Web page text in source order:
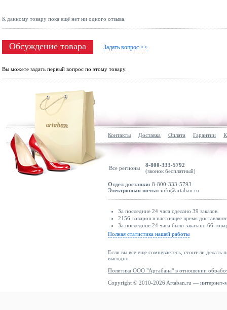
К данному товару пока ещё нет ни одного отзыва.
Обсуждение товара Задать вопрос >>
Вы можете задать первый вопрос по этому товару.
Контакты Доставка Оплата Гарантии
Все регионы
8-800-333-5792
(звонок бесплатный)
Отдел доставки: 8-800-333-5793
Электронная почта: info@artaban.ru
За последние 24 часа сделано 39 заказов.
2156 товаров в настоящее время
За последние 24 часа было заказано 66
Полная статистика нашей работы
Если вы все еще сомневаетесь, стоит ли делать
выгодно.
Политика ООО "Артабана" в отношении
Copyright © 2010-2026 Artaban.ru — интернет-